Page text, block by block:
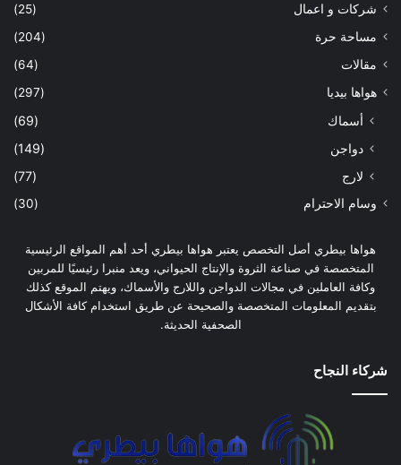
شركات و اعمال
(25)
مساحة حرة
(204)
مقالات
(64)
هواها بيديا
(297)
أسماك
(69)
دواجن
(149)
لارج
(77)
وسام الاحترام (30)
هواها بيطري أصل التخصص يعتبر هواها بيطري أحد أهم المواقع الرئيسية
المتخصصة في صناعة الثروة والإنتاج الحيواني، ويعد منبرا رئيسيًا للمربين
وكافة العاملين في مجالات الدواجن واللارج والأسماك، ويهتم الموقع كذلك
بتقديم المعلومات المتخصصة والصحيحة عن طريق استخدام كافة الأشكال
الصحفية الحديثة.
شركاء النجاح